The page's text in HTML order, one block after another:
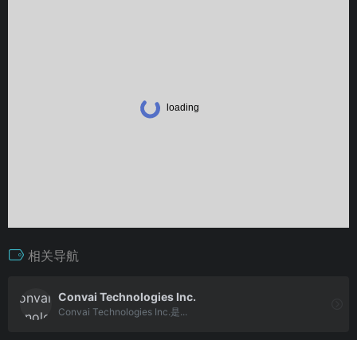
相关导航
Convai Technologies Inc.
Convai Technologies Inc.是...